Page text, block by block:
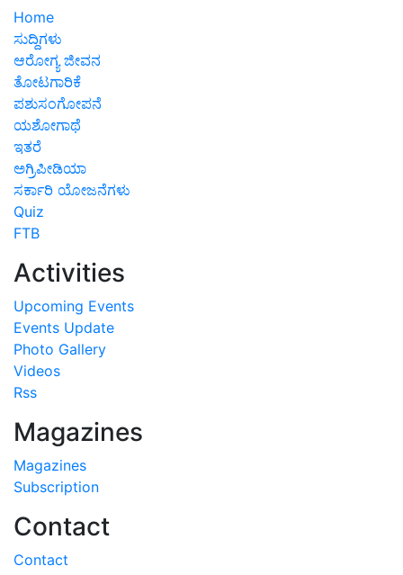
Home
ಸುದ್ದಿಗಳು
ಆರೋಗ್ಯ ಜೀವನ
ತೋಟಗಾರಿಕೆ
ಪಶುಸಂಗೋಪನೆ
ಯಶೋಗಾಥೆ
ಇತರೆ
ಅಗ್ರಿಪೀಡಿಯಾ
ಸರ್ಕಾರಿ ಯೋಜನೆಗಳು
Quiz
FTB
Activities
Upcoming Events
Events Update
Photo Gallery
Videos
Rss
Magazines
Magazines
Subscription
Contact
Contact